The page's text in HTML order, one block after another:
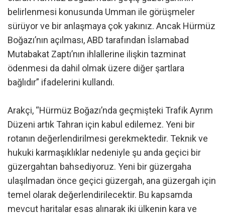
belirlenmesi konusunda Umman ile görüşmeler
sürüyor ve bir anlaşmaya çok yakınız. Ancak Hürmüz
Boğazı’nın açılması, ABD tarafından İslamabad
Mutabakat Zaptı’nın ihlallerine ilişkin tazminat
ödenmesi da dahil olmak üzere diğer şartlara
bağlıdır” ifadelerini kullandı.
Arakçi, “Hürmüz Boğazı’nda geçmişteki Trafik Ayrım
Düzeni artık Tahran için kabul edilemez. Yeni bir
rotanın değerlendirilmesi gerekmektedir. Teknik ve
hukuki karmaşıklıklar nedeniyle şu anda geçici bir
güzergahtan bahsediyoruz. Yeni bir güzergaha
ulaşılmadan önce geçici güzergah, ana güzergah için
temel olarak değerlendirilecektir. Bu kapsamda
mevcut haritalar esas alınarak iki ülkenin kara ve